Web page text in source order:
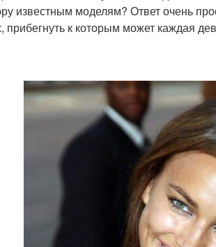
известным моделям? Ответ очень
прибегнуть к которым может каждая